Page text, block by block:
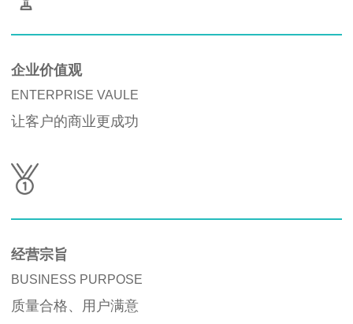
企业价值观
ENTERPRISE VAULE
让客户的商业更成功
经营宗旨
BUSINESS PURPOSE
质量合格、用户满意